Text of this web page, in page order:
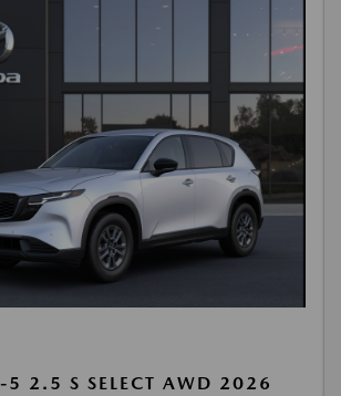
2.5 S SELECT AWD 2026